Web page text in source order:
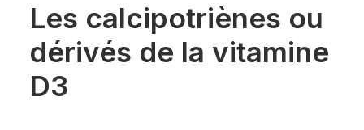
Les calcipotriènes ou
dérivés de la vitamine
D3